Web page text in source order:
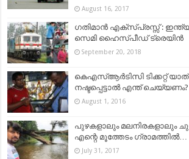
August 16, 2017
ഗതിമാൻ എക്സ്പ്രസ്സ് :
സെമി ഹൈസ്പീഡ് ട്രെയിൻ
September 20, 2018
കെഎസ്ആര്‍ടിസി ടിക്കറ്റ്
നഷ്ടപ്പെട്ടാൽ എന്ത് ചെയ്യണം?
August 1, 2016
പുഴകളാലും മലനിരകളാലും
എന്റെ മൂത്തേടം ഗ്രാമത്തിൽ…
July 31, 2017